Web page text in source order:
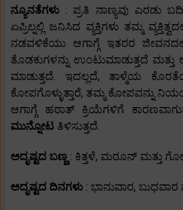
ನ್ಯೂನತೆಗಳು : ಪ್ರತಿ ನಾಣ್ಯವು ಎರಡು
ಏಪ್ರಿಲ್ನಲ್ಲಿ ಜನಿಸಿದ ವ್ಯಕ್ತಿಗಳು ತಮ್ಮ
ನಡವಳಿಕೆಯು ಆಗಾಗ್ಗೆ ಇತರರ ಜೀವನದಲ್ಲಿ
ತೊಡಕುಗಳನ್ನು ಉಂಟುಮಾಡುತ್ತದೆ
ಮಾಡುತ್ತದೆ. ಇದಲ್ಲದೆ, ತಾಳ್ಮೆಯ
ಕೋಪಗೊಳ್ಳುತ್ತಾರೆ, ತಮ್ಮ ಕೋಪವನ್ನು
ಆಗಾಗ್ಗೆ ಹಠಾತ್ ಕ್ರಿಯೆಗಳಿಗೆ
ಮುನ್ನೋಟ ತಿಳಿಸುತ್ತದೆ.
ಅದೃಷ್ಟದ ಬಣ್ಣ : ಕಿತ್ತಳೆ, ಮರೂನ್ ಮತ್ತು
ಅದೃಷ್ಟದ ದಿನಗಳು : ಭಾನುವಾರ, ಬುಧವಾರ